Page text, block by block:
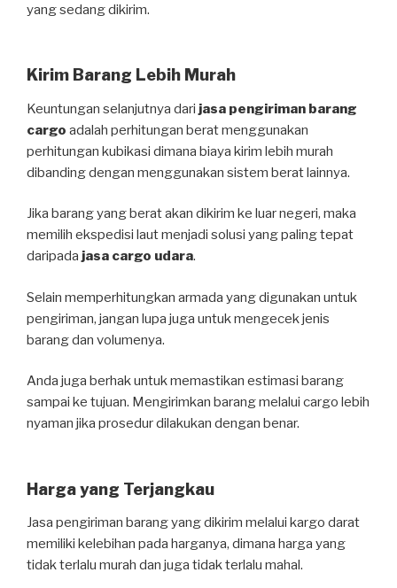
yang sedang dikirim.
Kirim Barang Lebih Murah
Keuntungan selanjutnya dari jasa pengiriman barang
cargo adalah perhitungan berat menggunakan
perhitungan kubikasi dimana biaya kirim lebih murah
dibanding dengan menggunakan sistem berat lainnya.
Jika barang yang berat akan dikirim ke luar negeri, maka
memilih ekspedisi laut menjadi solusi yang paling tepat
daripada jasa cargo udara.
Selain memperhitungkan armada yang digunakan untuk
pengiriman, jangan lupa juga untuk mengecek jenis
barang dan volumenya.
Anda juga berhak untuk memastikan estimasi barang
sampai ke tujuan. Mengirimkan barang melalui cargo lebih
nyaman jika prosedur dilakukan dengan benar.
Harga yang Terjangkau
Jasa pengiriman barang yang dikirim melalui kargo darat
memiliki kelebihan pada harganya, dimana harga yang
tidak terlalu murah dan juga tidak terlalu mahal.